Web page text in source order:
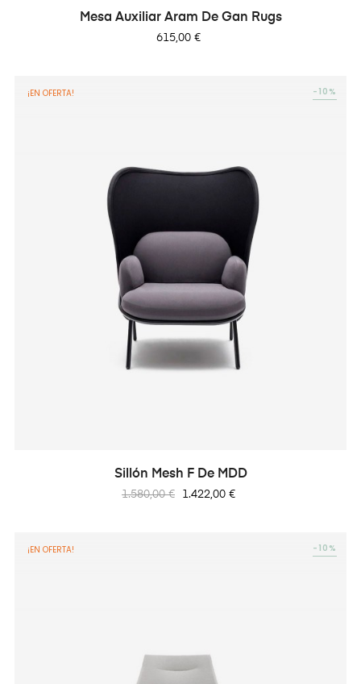
Mesa Auxiliar Aram De Gan Rugs
Precio
615,00 €
¡EN OFERTA!
Sillón Mesh F De MDD
Precio
1.580,00 €
-10%
Precio
1.422,00 €
¡EN OFERTA! -10%